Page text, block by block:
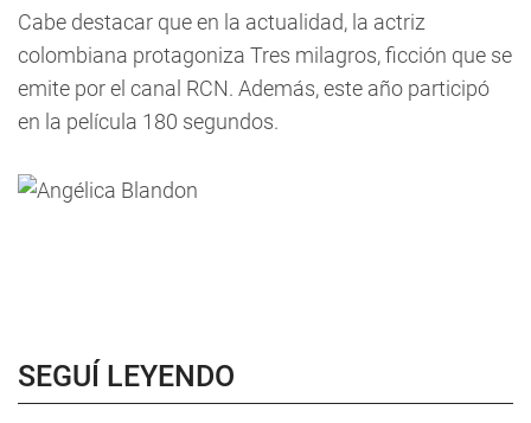
Cabe destacar que en la actualidad, la actriz
colombiana protagoniza Tres milagros, ficción que se
emite por el canal RCN. Además, este año participó
en la película 180 segundos.
SEGUÍ LEYENDO